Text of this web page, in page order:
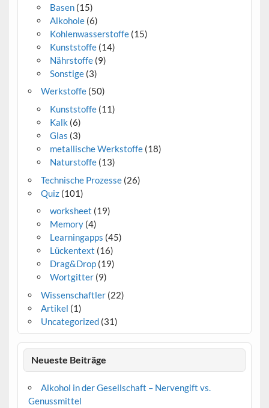
Basen(15)
Alkohole(6)
Kohlenwasserstoffe(15)
Kunststoffe(14)
Nährstoffe(9)
Sonstige(3)
Werkstoffe(50)
Kunststoffe(11)
Kalk (6)
Glas (3)
metallische Werkstoffe(18)
Naturstoffe(13)
Technische Prozesse(26)
Quiz(101)
worksheet (19)
Memory(4)
Learningapps (45)
Lückentext (16)
Drag&Drop(19)
Wortgitter(9)
Wissenschaftler(22)
Artikel (1)
Uncategorized(31)
Neueste Beiträge
Alkohol in der Gesellschaft – Nervengift vs.
Genussmittel